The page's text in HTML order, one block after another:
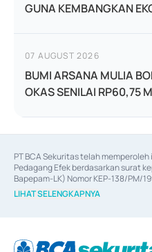
GUNA KEMBANGKAN
07 AUGUST 2026
BUMI ARSANA MULIA
OKAS SENILAI RP60,75
PT BCA Sekuritas telah
Pedagang Efek berdasarkan surat
Bapepam-LK) Nomor KEP-138/PM/
06/D.04/2014 tanggal 28 Februari
Efek berdasarkan surat keputusan
berdasarkan surat keputusan
LIHAT SELENGKAPNYA